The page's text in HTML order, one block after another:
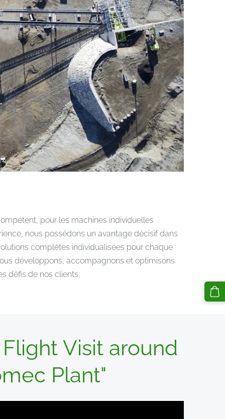
pour les machines individuelles
nous possédons un avantage décisif dans
complètes individualisées pour chaque
développons, accompagnons et optimisons
défis de nos clients.
Visit around
Plant"